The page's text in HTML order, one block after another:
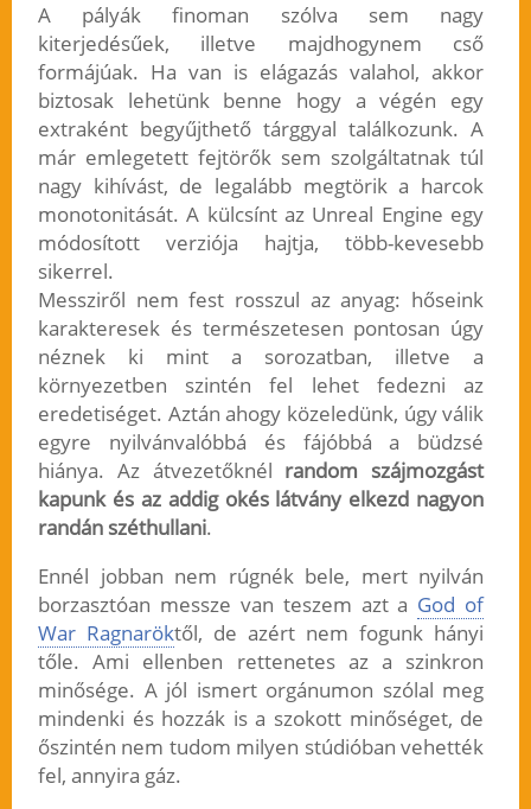
A pályák finoman szólva sem nagy
kiterjedésűek, illetve majdhogynem cső
formájúak. Ha van is elágazás valahol, akkor
biztosak lehetünk benne hogy a végén egy
extraként begyűjthető tárggyal találkozunk. A
már emlegetett fejtörők sem szolgáltatnak túl
nagy kihívást, de legalább megtörik a harcok
monotonitását. A külcsínt az Unreal Engine egy
módosított verziója hajtja, több-kevesebb
sikerrel.
Messziről nem fest rosszul az anyag: hőseink
karakteresek és természetesen pontosan úgy
néznek ki mint a sorozatban, illetve a
környezetben szintén fel lehet fedezni az
eredetiséget. Aztán ahogy közeledünk, úgy válik
egyre nyilvánvalóbbá és fájóbbá a büdzsé
hiánya. Az átvezetőknél random szájmozgást
kapunk és az addig okés látvány elkezd nagyon
randán széthullani.
Ennél jobban nem rúgnék bele, mert nyilván
borzasztóan messze van teszem azt a God of
War Ragnaröktől, de azért nem fogunk hányi
tőle. Ami ellenben rettenetes az a szinkron
minősége. A jól ismert orgánumon szólal meg
mindenki és hozzák is a szokott minőséget, de
őszintén nem tudom milyen stúdióban vehették
fel, annyira gáz.